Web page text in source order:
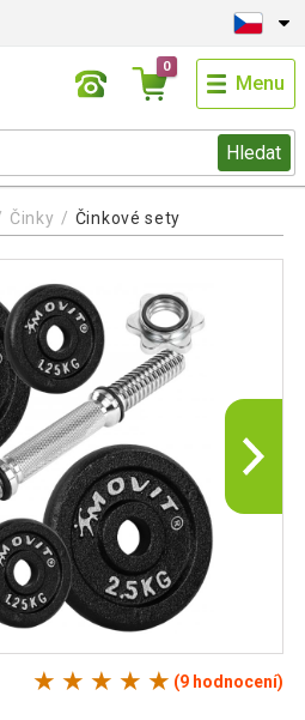
Hledat
0
Menu
Činky Činkové sety
(9 hodnocení)